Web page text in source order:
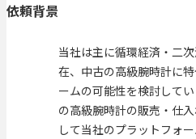
依頼背景
当社は主に循環経済・二
在、中古の高級腕時計に
ームの可能性を検討して
の高級腕時計の販売・仕
して当社のプラットフォ